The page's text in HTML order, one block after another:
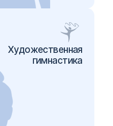
Художественная
гимнастика